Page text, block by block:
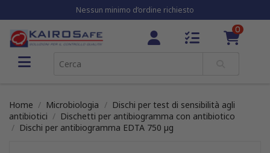
Nessun minimo d’ordine richiesto
0
Home Microbiologia
Dischi per test di sensibilità agli
antibiotici
Dischetti per antibiogramma con antibiotico
Dischi per antibiogramma EDTA 750 µg